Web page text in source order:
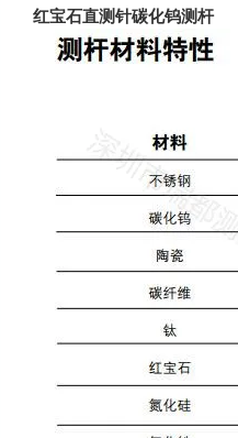
红宝石直测针碳化钨测杆